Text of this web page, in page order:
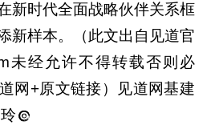
新时代全面战略伙伴关系框
新样本。（此文出自见道官
未经允许不得转载否则必
网+原文链接）见道网基建